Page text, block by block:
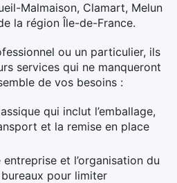
Malmaison, Clamart, Melun
la région Île-de-France.
ou un particulier, ils
services qui ne manqueront
de vos besoins :
qui inclut l’emballage,
et la remise en place
et l’organisation du
pour limiter